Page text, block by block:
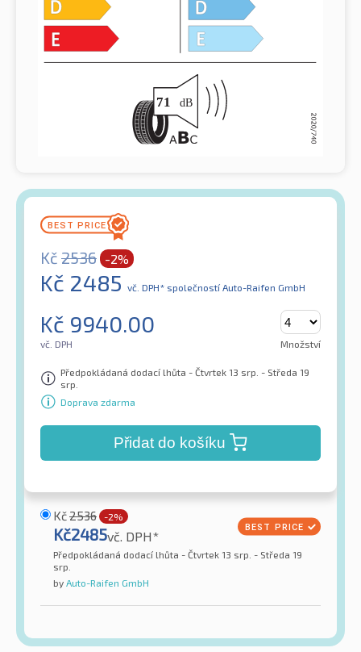
Kč 2536 -2%
Kč 2485 vč. DPH* společností Auto-Raifen GmbH
Kč 9940.00
vč. DPH Množství
Předpokládaná dodací lhůta - Čtvrtek 13 srp. - Středa 19
srp.
Doprava zdarma
Přidat do košíku
Kč2536 -2%
Kč2485vč. DPH*
Předpokládaná dodací lhůta - Čtvrtek 13 srp. - Středa 19
srp.
by Auto-Raifen GmbH